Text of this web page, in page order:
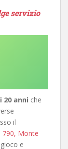
servizio
20 anni che
il
790, Monte
e